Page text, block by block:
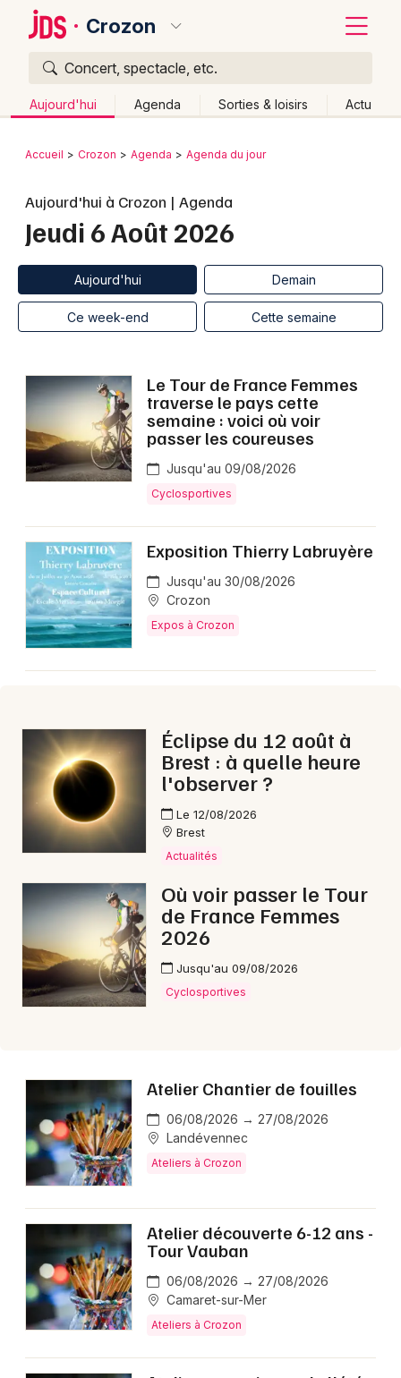
Crozon
Concert, spectacle, etc.
Aujourd'hui Agenda Sorties & loisirs Actu
Publier un événement
Grands événements
Activité & Expérience
Foires & salons
Spectacles
Concerts
Sports
Soirées
Sorties famille
Expos
Aujourd'hui dans le Finistère
Aujourd'hui en Bretagne
Newsletter des sorties
Artistes en tournée
Actus à Crozon
29 - Finistère
Choisir mes départements
Mon email
Colmar
Lille
Lyon
Marseille
Mulhouse
Montpellier
Nantes
Nice
Strasbourg
Toulouse
Toutes les villes
Retour
Accueil Crozon Agenda Agenda du jour
Aujourd'hui à Crozon | Agenda
Jeudi 6 Août 2026
Aujourd'hui Demain
Ce week-end Cette semaine
Le Tour de France Femmes
traverse le pays cette
semaine : voici où voir
passer les coureuses
Jusqu'au 09/08/2026
Cyclosportives
Exposition Thierry Labruyère
Jusqu'au 30/08/2026
Crozon
Expos à Crozon
Éclipse du 12 août à
Brest : à quelle heure
l'observer ?
Le 12/08/2026
Brest
Actualités
Où voir passer le Tour
de France Femmes
2026
Jusqu'au 09/08/2026
Cyclosportives
Atelier Chantier de fouilles
06/08/2026 → 27/08/2026
Landévennec
Ateliers à Crozon
Atelier découverte 6-12 ans -
Tour Vauban
06/08/2026 → 27/08/2026
Camaret-sur-Mer
Ateliers à Crozon
Quoi ?
Où ?
Près de moi
Changer de lieu
Quand ?
Aujourd'hui
Demain Ce week-end Autre